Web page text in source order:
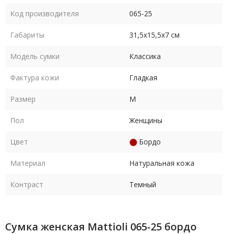
Код производителя 065-25
Габариты 31,5х15,5х7 см
Модель сумки Классика
Фактура кожи Гладкая
Размер M
Пол Женщины
Цвет Бордо
Материал Натуральная кожа
Контраст Темный
Сумка женская Mattioli 065-25 бордо